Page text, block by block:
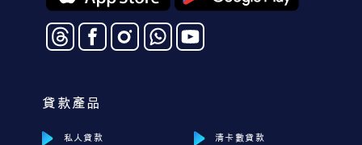
貸款產品
私人貸款 清卡數貸款